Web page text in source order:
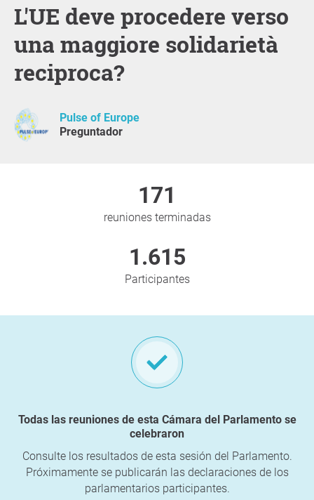
L'UE deve procedere verso
una maggiore solidarietà
reciproca?
Pulse of Europe
Preguntador
171
reuniones terminadas
1.615
Participantes
Todas las reuniones de esta Cámara del Parlamento se
celebraron
Consulte los resultados de esta sesión del Parlamento.
Próximamente se publicarán las declaraciones de los
parlamentarios participantes.